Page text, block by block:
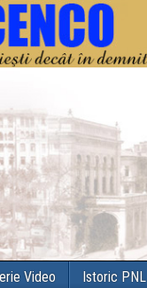
Video Istoric PNL